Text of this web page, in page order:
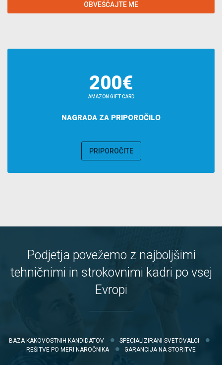
OBVEŠČAJTE ME
200€
AMAZON GIFT CARD
NAGRADA ZA PRIPOROČILO
PRIPOROČITE
Podjetja povežemo z najboljšimi
tehničnimi in strokovnimi kadri po vsej
Evropi
BAZA KAKOVOSTNIH KANDIDATOV
SPECIALIZIRANI SVETOVALCI
REŠITVE PO MERI NAROČNIKA
GARANCIJA NA STORITVE